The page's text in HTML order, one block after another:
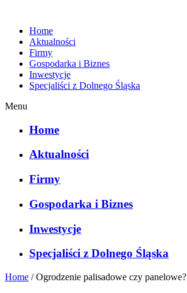
Home
Aktualności
Firmy
Gospodarka i Biznes
Inwestycje
Specjaliści z Dolnego Śląska
Menu
Home
Aktualności
Firmy
Gospodarka i Biznes
Inwestycje
Specjaliści z Dolnego Śląska
Home /Ogrodzenie palisadowe czy panelowe?